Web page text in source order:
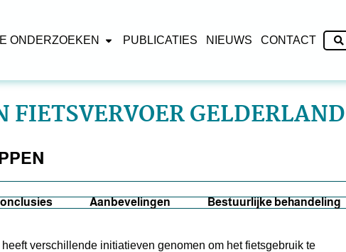
ONDERZOEKEN PUBLICATIES NIEUWS CONTACT
FIETSVERVOER GELDERLAND
Aanbevelingen Bestuurlijke behandeling
verschillende initiatieven genomen om het fietsgebruik te